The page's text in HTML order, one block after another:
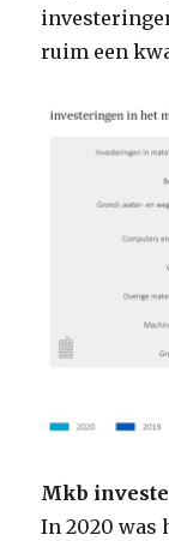
ruim een
Mkb
In 2020 was